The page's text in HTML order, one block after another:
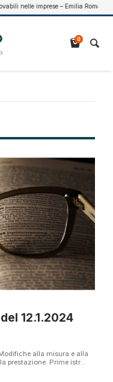
nelle imprese – Emilia Romagna
0
12.1.2024
alla misura e alla
prestazione. Prime istr...